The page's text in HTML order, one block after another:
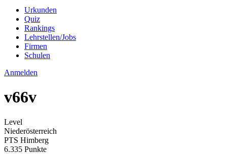
Urkunden
Quiz
Rankings
Lehrstellen/Jobs
Firmen
Schulen
Anmelden
v66v
Level
Niederösterreich
PTS Himberg
6.335 Punkte